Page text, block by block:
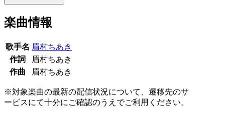
楽曲情報
歌手名 眉村ちあき
作詞
眉村ちあき
作曲
眉村ちあき
※対象楽曲の最新の配信状況について、遷移先のサ
ービスにて十分にご確認のうえでご利用ください。